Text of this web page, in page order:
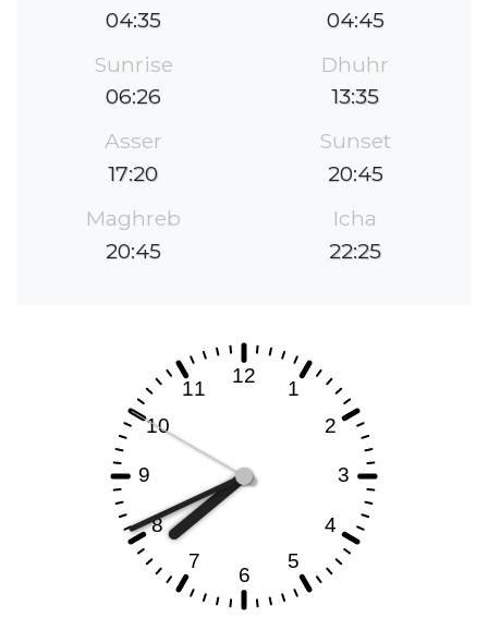
04:35
04:45
Sunrise
06:26
Dhuhr
13:35
Asser
17:20
Sunset
20:45
Maghreb
20:45
Icha
22:25